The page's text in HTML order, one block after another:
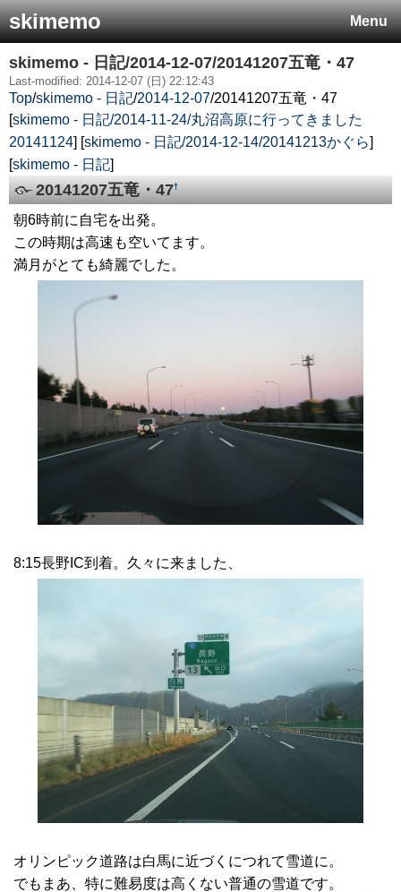
Menu
skimemo
skimemo - 日記/2014-12-07/20141207五竜・47
Last-modified: 2014-12-07 (日) 22:12:43
Top/skimemo - 日記/2014-12-07/20141207五竜・47
[skimemo - 日記/2014-11-24/丸沼高原に行ってきました
20141124] [skimemo - 日記/2014-12-14/20141213かぐら]
[skimemo - 日記]
20141207五竜・47†
朝6時前に自宅を出発。
この時期は高速も空いてます。
満月がとても綺麗でした。
8:15長野IC到着。久々に来ました、
オリンピック道路は白馬に近づくにつれて雪道に。
でもまあ、特に難易度は高くない普通の雪道です。